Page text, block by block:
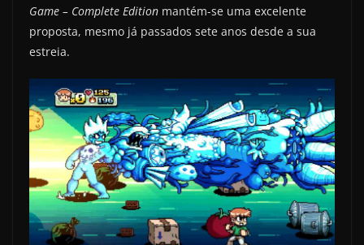
Game – Complete Edition mantém-se uma excelente
proposta, mesmo já passados sete anos desde a sua
estreia.